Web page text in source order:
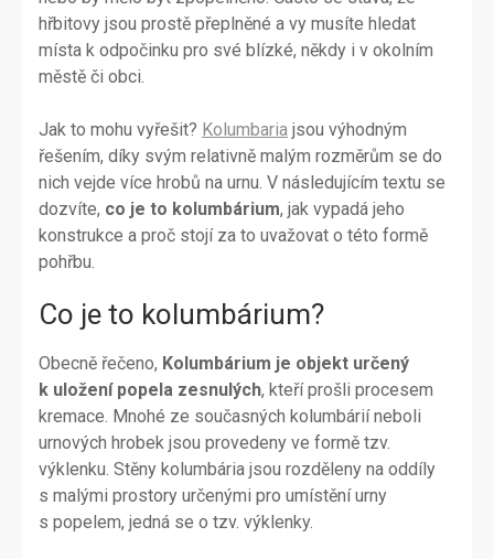
hřbitovy jsou prostě přeplněné a vy musíte hledat
místa k odpočinku pro své blízké, někdy i v okolním
městě či obci.
Jak to mohu vyřešit? Kolumbaria jsou výhodným
řešením, díky svým relativně malým rozměrům se do
nich vejde více hrobů na urnu. V následujícím textu se
dozvíte, co je to kolumbárium, jak vypadá jeho
konstrukce a proč stojí za to uvažovat o této formě
pohřbu.
Co je to kolumbárium?
Obecně řečeno, Kolumbárium je objekt určený
k uložení popela zesnulých, kteří prošli procesem
kremace. Mnohé ze současných kolumbárií neboli
urnových hrobek jsou provedeny ve formě tzv.
výklenku. Stěny kolumbária jsou rozděleny na oddíly
s malými prostory určenými pro umístění urny
s popelem, jedná se o tzv. výklenky.